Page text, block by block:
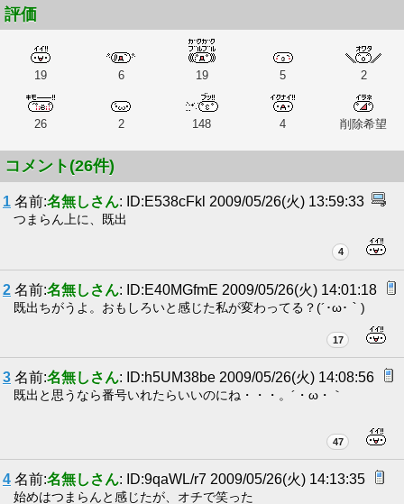
評価
19 6 19 5 2
26 2 148 4 削除希望
コメント(26件)
1 名前:名無しさん: ID:E538cFkl 2009/05/26(火) 13:59:33
つまらん上に、既出
4
2 名前:名無しさん: ID:E40MGfmE 2009/05/26(火) 14:01:18
既出ちがうよ。おもしろいと感じた私が変わってる？(´･ω･｀)
17
3 名前:名無しさん: ID:h5UM38be 2009/05/26(火) 14:08:56
既出と思うなら番号いれたらいいのにね・・・。´・ω・｀
47
4 名前:名無しさん: ID:9qaWL/r7 2009/05/26(火) 14:13:35
始めはつまらんと感じたが、オチで笑った